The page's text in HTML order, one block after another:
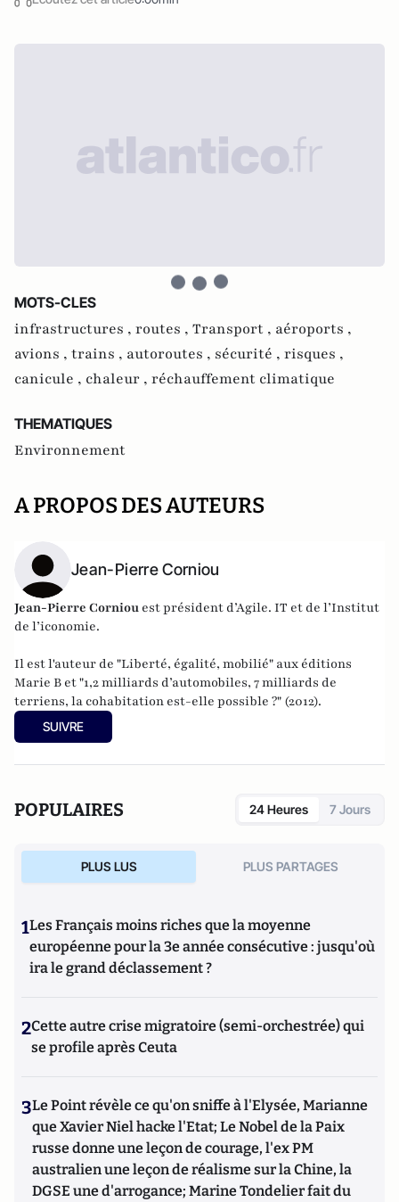
MOTS-CLES
infrastructures , routes , Transport , aéroports ,
avions , trains , autoroutes , sécurité , risques ,
canicule , chaleur , réchauffement climatique
THEMATIQUES
Environnement
A PROPOS DES AUTEURS
Jean-Pierre Corniou
Jean-Pierre Corniou est président d’Agile. IT et de l’Institut
de l’iconomie.
Il est l'auteur de "Liberté, égalité, mobilié" aux éditions
Marie B et "1,2 milliards d’automobiles, 7 milliards de
terriens, la cohabitation est-elle possible ?" (2012).
SUIVRE
POPULAIRES 24 Heures 7 Jours
PLUS LUS PLUS PARTAGES
1Les Français moins riches que la moyenne
européenne pour la 3e année consécutive : jusqu'où
ira le grand déclassement ?
2Cette autre crise migratoire (semi-orchestrée) qui
se profile après Ceuta
3Le Point révèle ce qu'on sniffe à l'Elysée, Marianne
que Xavier Niel hacke l'Etat; Le Nobel de la Paix
russe donne une leçon de courage, l'ex PM
australien une leçon de réalisme sur la Chine, la
DGSE une d'arrogance; Marine Tondelier fait du